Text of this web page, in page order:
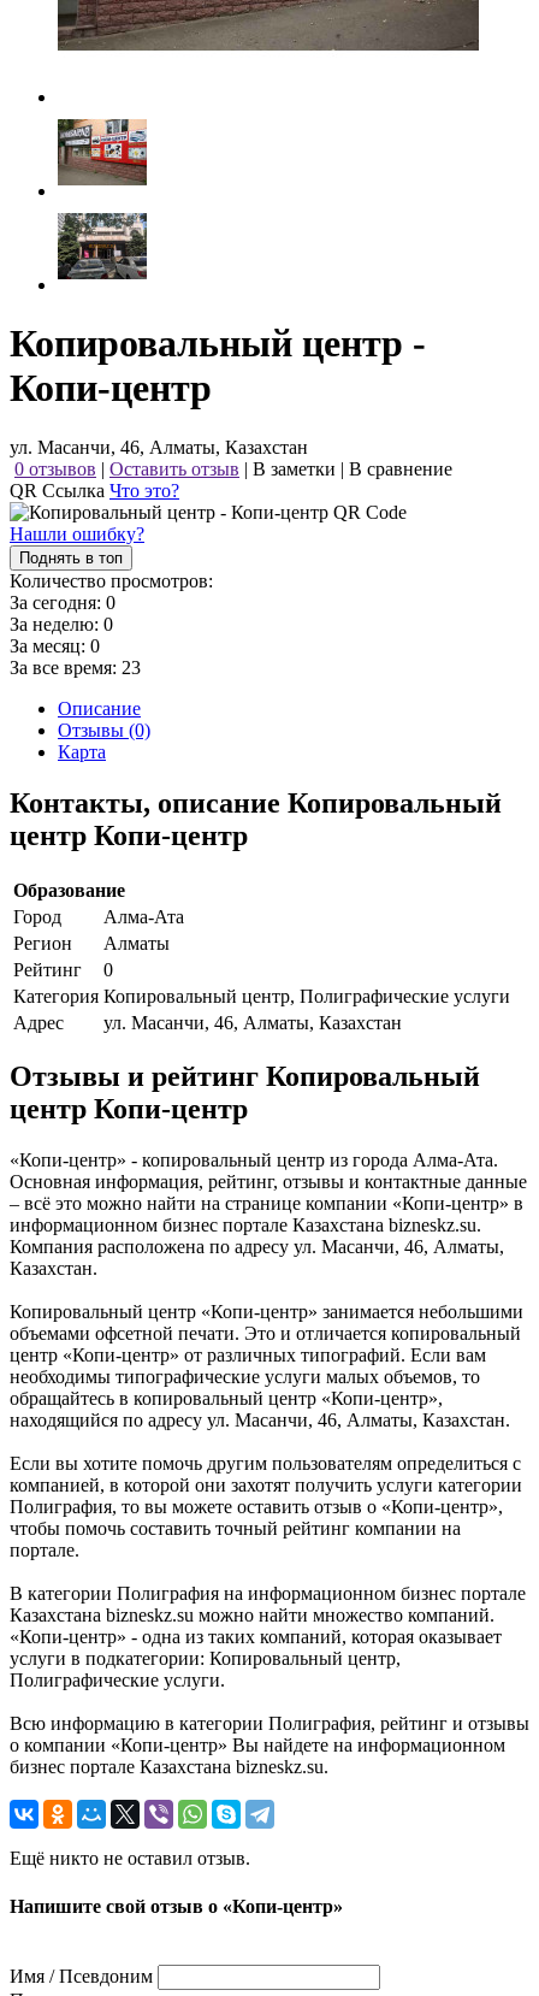
Копировальный центр -
Копи-центр
ул. Масанчи, 46, Алматы, Казахстан
0 отзывов | Оставить отзыв | В заметки | В сравнение
QR Ссылка Что это?
Нашли ошибку?
Поднять в топ
Количество просмотров:
За сегодня: 0
За неделю: 0
За месяц: 0
За все время: 23
Описание
Отзывы (0)
Карта
Контакты, описание Копировальный
центр Копи-центр
Образование
Город
Алма-Ата
Регион
Алматы
Рейтинг
0
Категория Копировальный центр, Полиграфические услуги
Адрес
ул. Масанчи, 46, Алматы, Казахстан
Отзывы и рейтинг Копировальный
центр Копи-центр
«Копи-центр» - копировальный центр из города Алма-Ата.
Основная информация, рейтинг, отзывы и контактные данные
– всё это можно найти на странице компании «Копи-центр» в
информационном бизнес портале Казахстана bizneskz.su.
Компания расположена по адресу ул. Масанчи, 46, Алматы,
Казахстан.
Копировальный центр «Копи-центр» занимается небольшими
объемами офсетной печати. Это и отличается копировальный
центр «Копи-центр» от различных типографий. Если вам
необходимы типографические услуги малых объемов, то
обращайтесь в копировальный центр «Копи-центр»,
находящийся по адресу ул. Масанчи, 46, Алматы, Казахстан.
Если вы хотите помочь другим пользователям определиться с
компанией, в которой они захотят получить услуги категории
Полиграфия, то вы можете оставить отзыв о «Копи-центр»,
чтобы помочь составить точный рейтинг компании на
портале.
В категории Полиграфия на информационном бизнес портале
Казахстана bizneskz.su можно найти множество компаний.
«Копи-центр» - одна из таких компаний, которая оказывает
услуги в подкатегории: Копировальный центр,
Полиграфические услуги.
Всю информацию в категории Полиграфия, рейтинг и отзывы
о компании «Копи-центр» Вы найдете на информационном
бизнес портале Казахстана bizneskz.su.
Ещё никто не оставил отзыв.
Напишите свой отзыв о «Копи-центр»
Имя / Псевдоним